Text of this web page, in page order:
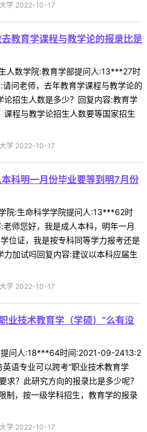
学 2022-10-17
教育学课程与教学论的报录比是
人数学院:教育学部提问人:13***27时
问老师，去年教育学课程与教学论的
招生人数是多少？回复内容:教育学
程与教学论招生人数要等国家招生
学 2022-10-17
科明一月份毕业要等到明7月份
院:生命科学学院提问人:13***62时
师您好，我是成人本科，明年一月
位证，我是按专科同等学力报考还是
加试吗回复内容:建议以本科应届生
学 2022-10-17
业技术教育学（学硕）”么有没
提问人:18***64时间:2021-09-2413:2
语专业可以跨考“职业技术教育学
求？此研究方向的报录比是多少呢？
制，按一级学科招生，教育学的报录
学 2022-10-17